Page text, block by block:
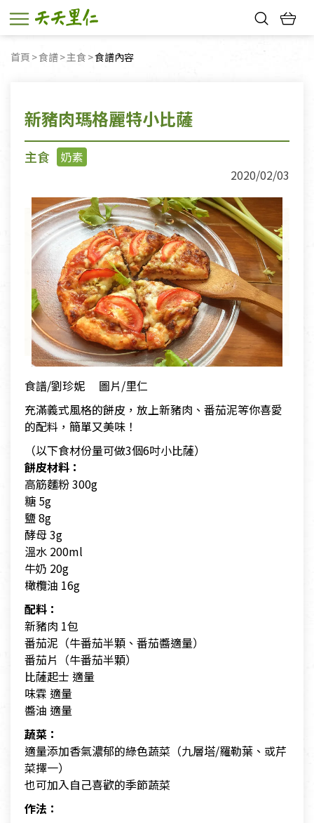
首頁 食譜 主食 目前頁面：
食譜內容
新豬肉瑪格麗特小比薩
主食
奶素
2020/02/03
食譜/劉珍妮 圖片/里仁
充滿義式風格的餅皮，放上新豬肉、番茄泥等你喜愛
的配料，簡單又美味！
（以下食材份量可做3個6吋小比薩）
餅皮材料：
高筋麵粉 300g
糖 5g
鹽 8g
酵母 3g
溫水 200ml
牛奶 20g
橄欖油 16g
配料：
新豬肉 1包
番茄泥（牛番茄半顆、番茄醬適量）
番茄片（牛番茄半顆）
比薩起士 適量
味霖 適量
醬油 適量
蔬菜：
適量添加香氣濃郁的綠色蔬菜（九層塔/羅勒葉、或芹
菜擇一）
也可加入自己喜歡的季節蔬菜
作法：